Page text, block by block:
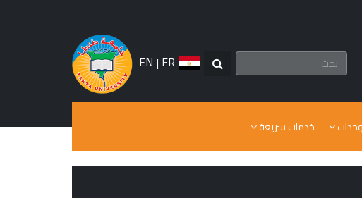
EN | FR
خدمات سريعة